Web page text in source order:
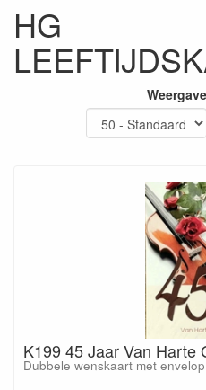
HG
Weergave
K199 45 Jaar Van Harte
Dubbele wenskaart met